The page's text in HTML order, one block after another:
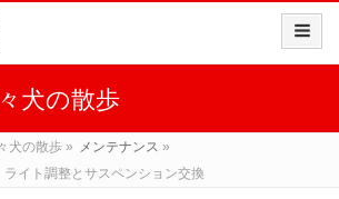
犬の散歩
犬の散歩 » メンテナンス »
ト調整とサスペンション交換